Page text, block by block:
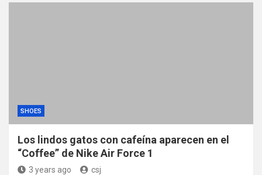
SHOES
Los lindos gatos con cafeína aparecen en el
“Coffee” de Nike Air Force 1
3 years ago csj